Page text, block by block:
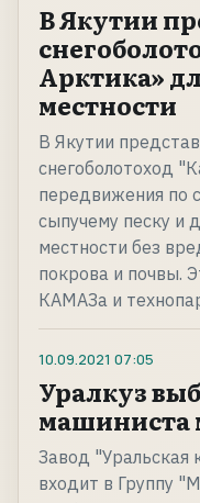
В Якутии
Арктика»
местности
В Якутии
снегоболотоход
передвижения по
сыпучему песку и
местности без
покрова и почвы.
КАМАЗа и
10.09.2021 07:05
Уралкуз
машиниста
Завод "Уральская
входит в Группу